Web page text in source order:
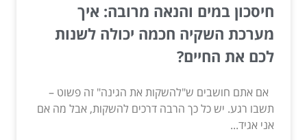
חיסכון במים והנאה מרובה: איך
מערכת השקיה חכמה יכולה לשנות
לכם את החיים?
אם אתם חושבים ש"להשקות את הגינה" זה פשוט –
תשבו רגע. יש כל כך הרבה דרכים להשקות, אבל מה אם
אני אגיד...